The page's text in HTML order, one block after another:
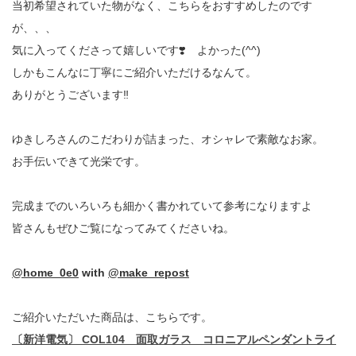
当初希望されていた物がなく、こちらをおすすめしたのです
が、、、
気に入ってくださって嬉しいです❣️ よかった(^^)
しかもこんなに丁寧にご紹介いただけるなんて。
ありがとうございます‼️
ゆきしろさんのこだわりが詰まった、オシャレで素敵なお家。
お手伝いできて光栄です。
完成までのいろいろも細かく書かれていて参考になりますよ
皆さんもぜひご覧になってみてくださいね。
@home_0e0 with @make_repost
ご紹介いただいた商品は、こちらです。
〔新洋電気〕 COL104 面取ガラス コロニアルペンダントライ